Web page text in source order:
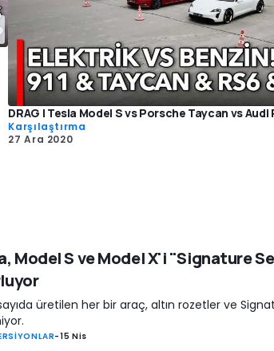
DRAG | Tesla Model S vs Porsche Taycan vs
Karşılaştırma
27 Ara 2020
Model S ve Model X'i "Signature
sayıda üretilen her bir araç, altın rozetler ve
-15 Nis